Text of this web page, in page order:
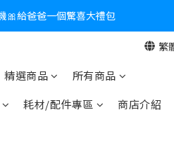
🎀給爸爸一個驚喜大禮包
繁
精選商品
所有商品
耗材/配件專區
商店介紹